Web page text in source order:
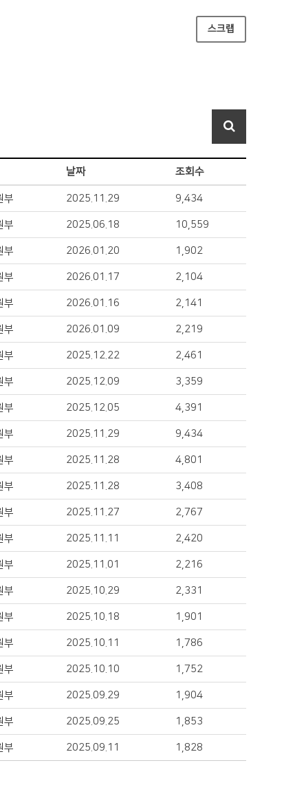
스크랩
날짜 조회수
부 2025.11.29 9,434
부 2025.06.18 10,559
부 2026.01.20 1,902
부 2026.01.17 2,104
부 2026.01.16 2,141
부 2026.01.09 2,219
부 2025.12.22 2,461
부 2025.12.09 3,359
부 2025.12.05 4,391
부 2025.11.29 9,434
부 2025.11.28 4,801
부 2025.11.28 3,408
부 2025.11.27 2,767
부 2025.11.11 2,420
부 2025.11.01 2,216
부 2025.10.29 2,331
부 2025.10.18 1,901
부 2025.10.11 1,786
부 2025.10.10 1,752
부 2025.09.29 1,904
부 2025.09.25 1,853
부 2025.09.11 1,828